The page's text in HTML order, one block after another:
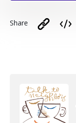
Share